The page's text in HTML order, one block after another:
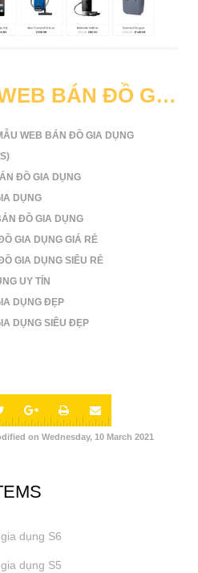
MẪU WEB BÁN ĐỒ GIA DỤNG S3
WEB BÁN ĐỒ GIA DỤNG
ĐỒ GIA DỤNG
DỤNG
ĐỒ GIA DỤNG
GIA DỤNG GIÁ RẺ
GIA DỤNG SIÊU RẺ
UY TÍN
DỤNG ĐẸP
DỤNG SIÊU ĐẸP
on Wednesday, 10 March 2021
dụng S6
dụng S5